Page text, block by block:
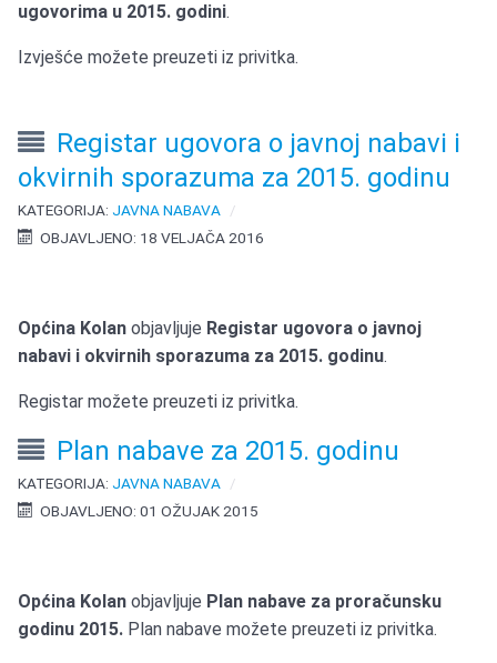
ugovorima u 2015. godini.
Izvješće možete preuzeti iz privitka.
Registar ugovora o javnoj nabavi i
okvirnih sporazuma za 2015. godinu
KATEGORIJA: JAVNA NABAVA
OBJAVLJENO: 18 VELJAČA 2016
Općina Kolan objavljuje Registar ugovora o javnoj
nabavi i okvirnih sporazuma za 2015. godinu.
Registar možete preuzeti iz privitka.
Plan nabave za 2015. godinu
KATEGORIJA: JAVNA NABAVA
OBJAVLJENO: 01 OŽUJAK 2015
Općina Kolan objavljuje Plan nabave za proračunsku
godinu 2015. Plan nabave možete preuzeti iz privitka.